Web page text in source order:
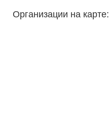
Организации на карте: